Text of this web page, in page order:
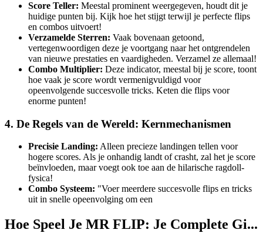
Score Teller: Meestal prominent weergegeven, houdt dit je
huidige punten bij. Kijk hoe het stijgt terwijl je perfecte flips
en combos uitvoert!
Verzamelde Sterren: Vaak bovenaan getoond,
vertegenwoordigen deze je voortgang naar het ontgrendelen
van nieuwe prestaties en vaardigheden. Verzamel ze allemaal!
Combo Multiplier: Deze indicator, meestal bij je score, toont
hoe vaak je score wordt vermenigvuldigd voor
opeenvolgende succesvolle tricks. Keten die flips voor
enorme punten!
4. De Regels van de Wereld: Kernmechanismen
Precisie Landing: Alleen precieze landingen tellen voor
hogere scores. Als je onhandig landt of crasht, zal het je score
beïnvloeden, maar voegt ook toe aan de hilarische ragdoll-
fysica!
Combo Systeem: "Voer meerdere succesvolle flips en tricks
uit in snelle opeenvolging om een
Hoe Speel Je MR FLIP: Je Complete Gi...